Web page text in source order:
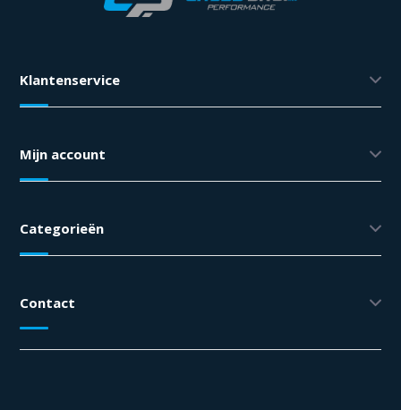
Klantenservice
Mijn account
Categorieën
Contact